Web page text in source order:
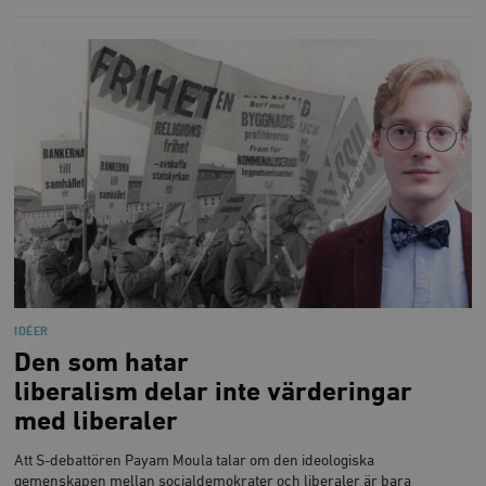
IDÉER
Den som hatar
liberalism delar inte värderingar
med liberaler
Att S-debattören Payam Moula talar om den ideologiska
gemenskapen mellan socialdemokrater och liberaler är bara
woocommerce_cart_hash
timbro.se
_hjFirstSeen
Hotjar Ltd
.timbro.se
woocommerce_items_in_cart
timbro.se
wp_woocommerce_session_[abcdef0123456789]
{32}